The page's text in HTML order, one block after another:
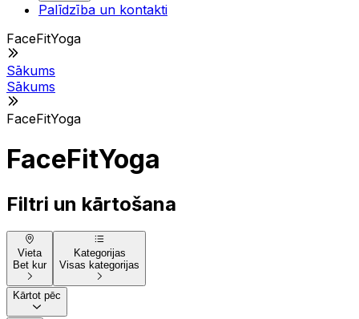
Palīdzība un kontakti
FaceFitYoga
Sākums
Sākums
FaceFitYoga
FaceFitYoga
Filtri un kārtošana
Vieta
Bet kur
Kategorijas
Visas kategorijas
Kārtot pēc